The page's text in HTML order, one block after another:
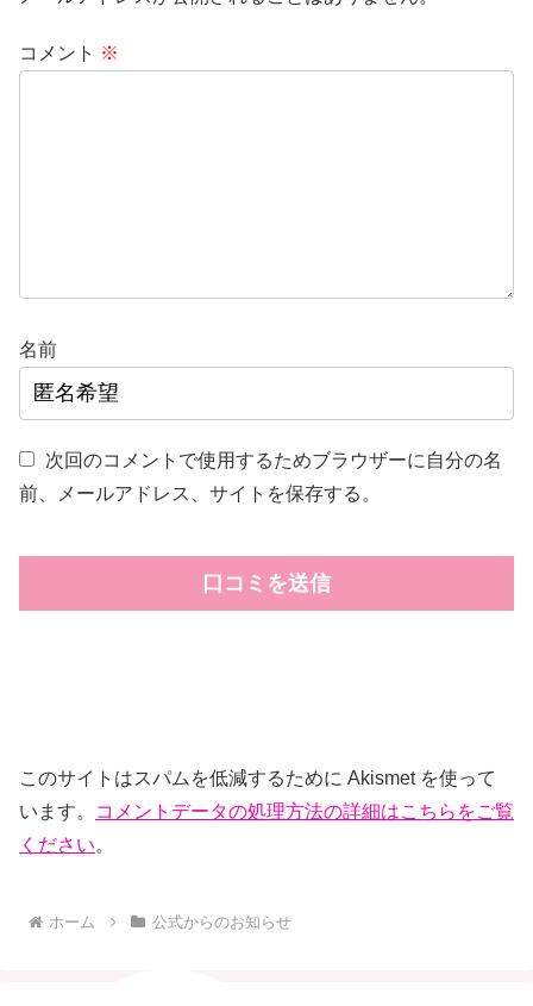
コメント ※
名前
次回のコメントで使用するためブラウザーに自分の名
前、メールアドレス、サイトを保存する。
このサイトはスパムを低減するために Akismet を使って
います。
コメントデータの処理方法の詳細はこちらをご覧
ください。
ホーム 公式からのお知らせ